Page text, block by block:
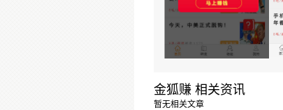
金狐赚 相关资讯
暂无相关文章